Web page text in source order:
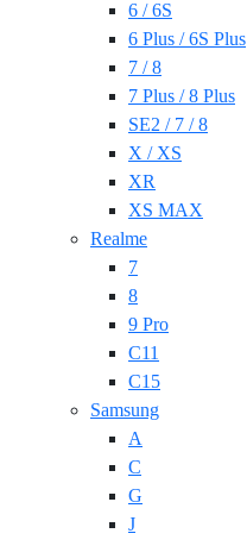
6 / 6S
6 Plus / 6S Plus
7 / 8
7 Plus / 8 Plus
SE2 / 7 / 8
X / XS
XR
XS MAX
Realme
7
8
9 Pro
C11
C15
Samsung
A
C
G
J